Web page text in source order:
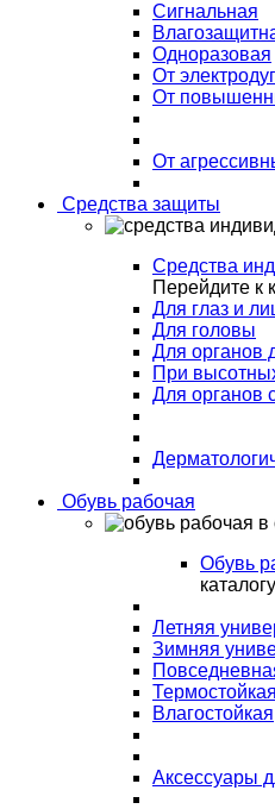
Сигнальная
Одноразовая
От
От
От
Средства защиты
Средства
Перейдите к
Для глаз и
Для головы
Для органов
При
Для органов
Обувь рабочая
Обувь
Летняя
Зимняя
Термостойкая
Влагостойкая
Аксессуары